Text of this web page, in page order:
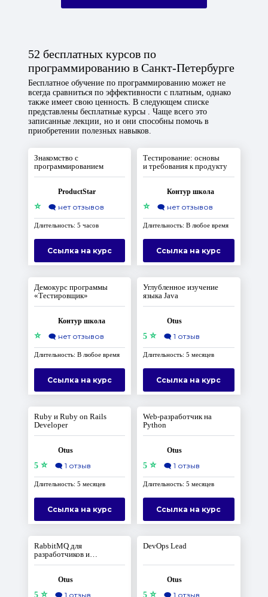
52 бесплатных курсов по
программированию в Санкт-Петербурге
Бесплатное обучение по программированию может не
всегда сравниться по эффективности с платным, однако
также имеет свою ценность. В следующем списке
представлены бесплатные курсы . Чаще всего это
записанные лекции, но и они способны помочь в
приобретении полезных навыков.
Знакомство с
программированием
ProductStar
⭐ 🗨️ нет отзывов
Длительность: 5 часов
Ссылка на курс
Тестирование: основы
и требования к продукту
Контур школа
⭐ 🗨️ нет отзывов
Длительность: В любое время
Ссылка на курс
Демокурс программы
«Тестировщик»
Контур школа
⭐ 🗨️ нет отзывов
Длительность: В любое время
Ссылка на курс
Углубленное изучение
языка Java
Otus
5 ⭐ 🗨️ 1 отзыв
Длительность: 5 месяцев
Ссылка на курс
Ruby и Ruby on Rails
Developer
Otus
5⭐ 🗨️ 1 отзыв
Длительность: 5 месяцев
Ссылка на курс
Web-разработчик на
Python
Otus
5 ⭐ 🗨️ 1 отзыв
Длительность: 5 месяцев
Ссылка на курс
RabbitMQ для
разработчиков и
администраторов
Otus
5⭐ 🗨️ 1 отзыв
DevOps Lead
Otus
5 ⭐ 🗨️ 1 отзыв